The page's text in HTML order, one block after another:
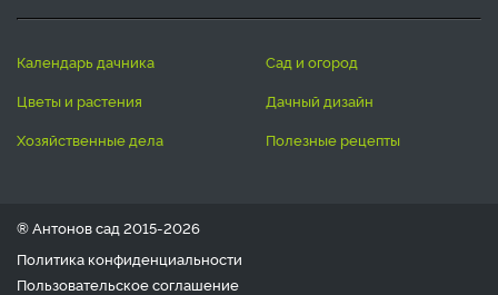
календарь дачника
сад и огород
цветы и растения
дачный дизайн
хозяйственные дела
полезные рецепты
® Антонов сад 2015-2026
Политика конфиденциальности
Пользовательское соглашение